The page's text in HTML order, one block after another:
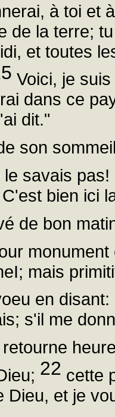
à toi et
de la terre;
et toutes
Voici, je
dans ce
dit."
son
le savais
bien ici
de bon
mais
en
s'il me
22 cette
Dieu, et je